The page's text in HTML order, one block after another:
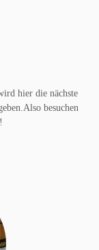
hier die nächste
besuchen